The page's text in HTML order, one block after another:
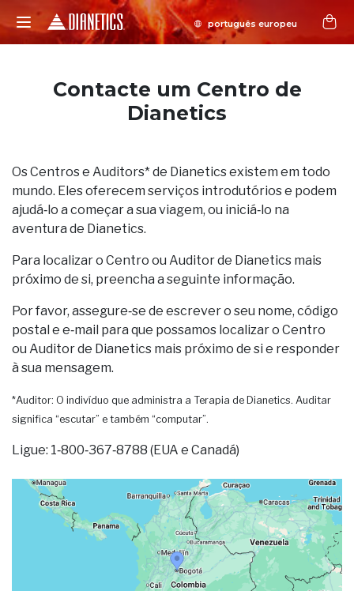
Contacte um Centro de
Dianetics
Os Centros e Auditors* de Dianetics existem em todo
mundo. Eles oferecem serviços introdutórios e podem
ajudá‑lo a começar a sua viagem, ou iniciá‑lo na
aventura de Dianetics.
Para localizar o Centro ou Auditor de Dianetics mais
próximo de si, preencha a seguinte informação.
Por favor, assegure‑se de escrever o seu nome, código
postal e e‑mail para que possamos localizar o Centro
ou Auditor de Dianetics mais próximo de si e responder
à sua mensagem.
*Auditor: O indivíduo que administra a Terapia de Dianetics. Auditar
significa “escutar” e também “computar”.
Ligue: 1‑800‑367‑8788 (EUA e Canadá)